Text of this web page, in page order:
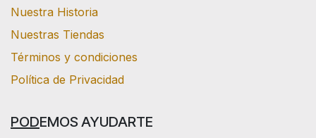
Nuestra Historia
Nuestras Tiendas
Términos y condiciones
Política de Privacidad
PODEMOS AYUDARTE